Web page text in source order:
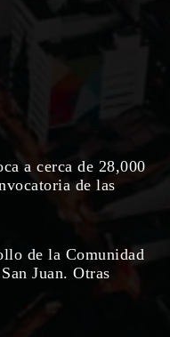
a cerca de 28,000
de las
de la Comunidad
Juan. Otras